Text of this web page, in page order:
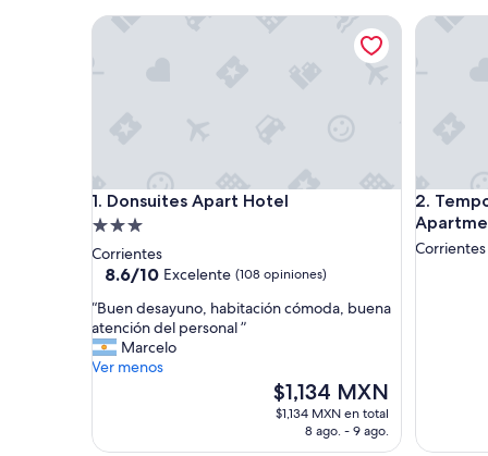
1. Donsuites Apart Hotel
Donsuites Apart Hotel
Propiedad
de
3.0
estrellas
Corrientes
8.6
10,
Excelente,
(108
opiniones)
8.6/10 Excelente (108 opiniones)
“
B
u
e
s
“Buen desayuno, habitación cómoda, buena
atención del personal ”
Marcelo
Ver menos
El
precio
actual
$1,134 MXN
$1,134 MXN en total
8 ago. - 9 ago.
Donsuites Apart Hotel
2.
Corrientes